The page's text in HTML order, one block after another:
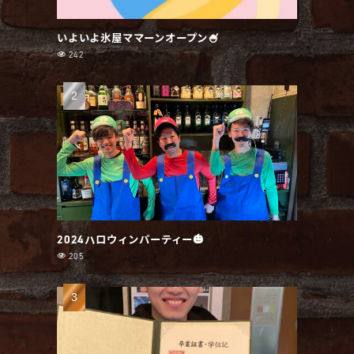
いよいよ氷屋ママーンオープン🍧
242
2024ハロウィンパーティー🎃
205